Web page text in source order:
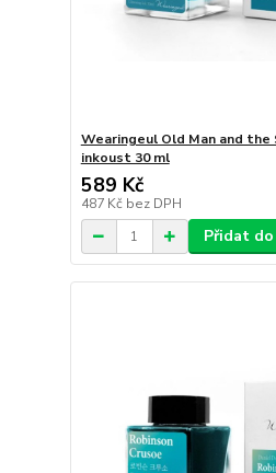
Wearingeul Old Man and the
inkoust 30 ml
589 Kč
487 Kč bez DPH
Přidat